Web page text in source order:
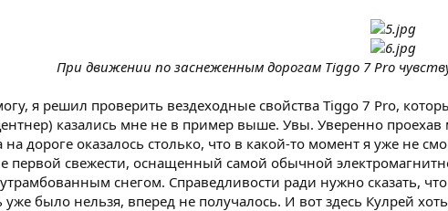
При движении по заснеженным дорогам Tiggo 7 Pro
я решил проверить вездеходные свойства Tiggo 7 Pro,
казались мне не в пример выше. Увы. Уверенно
на дороге оказалось столько, что в какой-то момент я уже
первой свежести, оснащенный самой обычной
снегом. Справедливости ради нужно сказать,
уже было нельзя, вперед не получалось. И вот здесь Кулрей